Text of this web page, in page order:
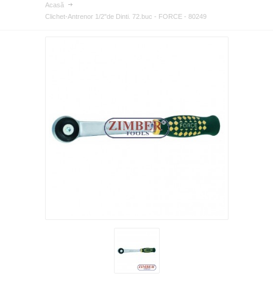
Acasă
Clichet-Antrenor 1/2"de Dinti. 72.buc - FORCE - 80249